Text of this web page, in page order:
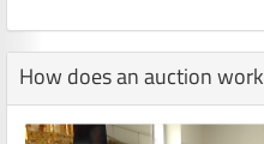
How does an auction work